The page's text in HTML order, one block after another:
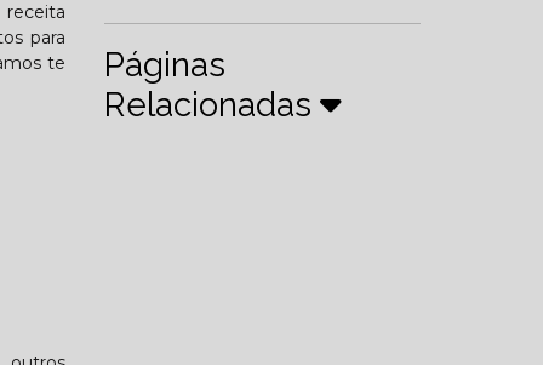
receita
para
te
Páginas
Relacionadas